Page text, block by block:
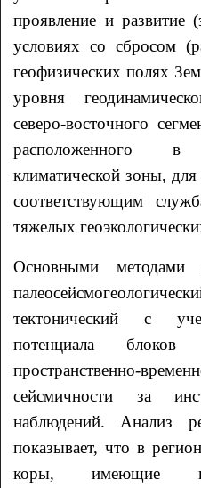
проявление и
условиях со сбросом
геофизических полях
уровня
северо-восточного
расположенного
климатической зоны,
соответствующим
тяжелых
Основными методами
тектонический с
потенциала
пространственно-
сейсмичности за
наблюдений. Анализ
показывает, что в
коры, имеющие